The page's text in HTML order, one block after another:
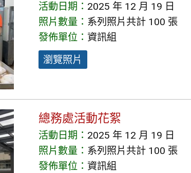
活動日期： 2025 年 12 月 19 日
照片數量： 系列照片共計 100 張
發佈單位： 資訊組
瀏覽照片
總務處活動花絮
活動日期： 2025 年 12 月 19 日
照片數量： 系列照片共計 100 張
發佈單位： 資訊組